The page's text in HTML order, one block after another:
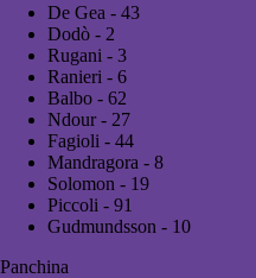
De Gea - 43
Dodò - 2
Rugani - 3
Ranieri - 6
Balbo - 62
Ndour - 27
Fagioli - 44
Mandragora - 8
Solomon - 19
Piccoli - 91
Gudmundsson - 10
Panchina